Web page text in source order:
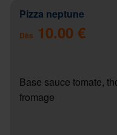
Pizza neptune
Dès 10.00 €
Base sauce tomate,
fromage